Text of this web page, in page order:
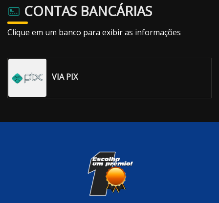
CONTAS BANCÁRIAS
Clique em um banco para exibir as informações
VIA PIX